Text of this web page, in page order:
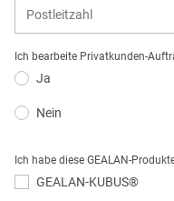
Ich bearbeite Privatkunden-
Ja
Nein
Ich habe diese GEALAN-
GEALAN-KUBUS®